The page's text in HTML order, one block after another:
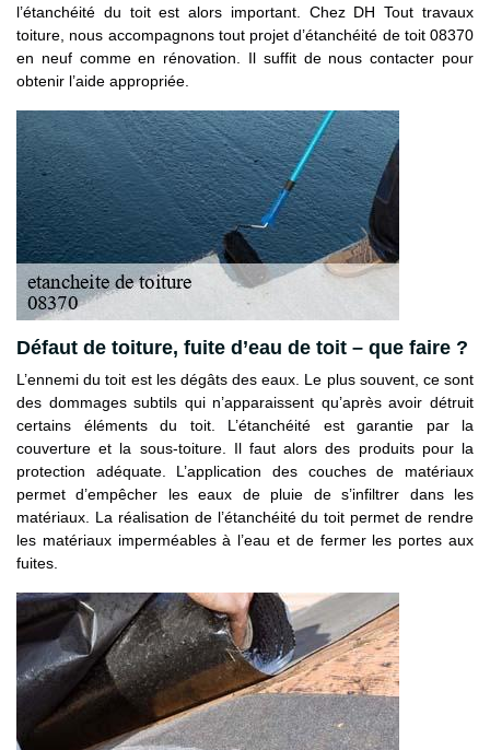
l’étanchéité du toit est alors important. Chez DH Tout travaux
toiture, nous accompagnons tout projet d’étanchéité de toit 08370
en neuf comme en rénovation. Il suffit de nous contacter pour
obtenir l’aide appropriée.
Défaut de toiture, fuite d’eau de toit – que faire ?
L’ennemi du toit est les dégâts des eaux. Le plus souvent, ce sont
des dommages subtils qui n’apparaissent qu’après avoir détruit
certains éléments du toit. L’étanchéité est garantie par la
couverture et la sous-toiture. Il faut alors des produits pour la
protection adéquate. L’application des couches de matériaux
permet d’empêcher les eaux de pluie de s’infiltrer dans les
matériaux. La réalisation de l’étanchéité du toit permet de rendre
les matériaux imperméables à l’eau et de fermer les portes aux
fuites.